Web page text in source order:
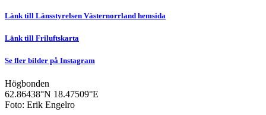
Länk till Länsstyrelsen Västernorrland hemsida
Länk till Friluftskarta
Se fler bilder på Instagram
Högbonden
62.86438°N 18.47509°E
Foto: Erik Engelro